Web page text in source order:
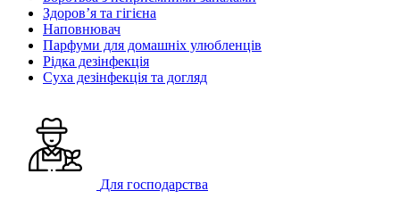
Здоров’я та гігієна
Наповнювач
Парфуми для домашніх улюбленців
Рідка дезінфекція
Суха дезінфекція та догляд
Для господарства